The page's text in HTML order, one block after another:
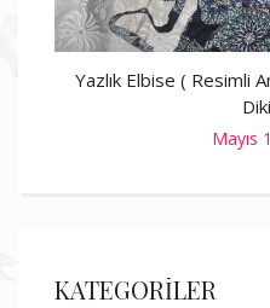
Yazlık Elbise ( Resimli
Posted
Mayıs
KATEGORILER